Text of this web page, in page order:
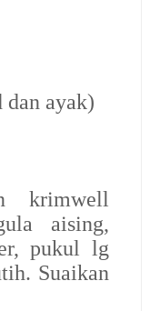
dan ayak)
krimwell
aising,
pukul lg
Suaikan